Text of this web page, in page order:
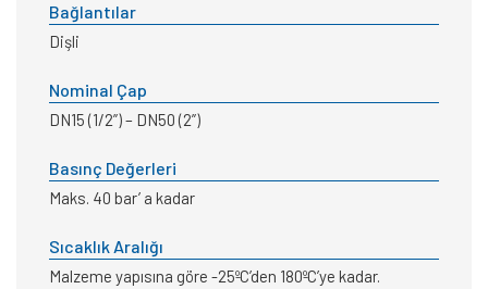
Bağlantılar
Dişli
Nominal Çap
DN15 (1/2”) – DN50 (2”)
Basınç Değerleri
Maks. 40 bar’ a kadar
Sıcaklık Aralığı
Malzeme yapısına göre -25ºC’den 180ºC’ye kadar.